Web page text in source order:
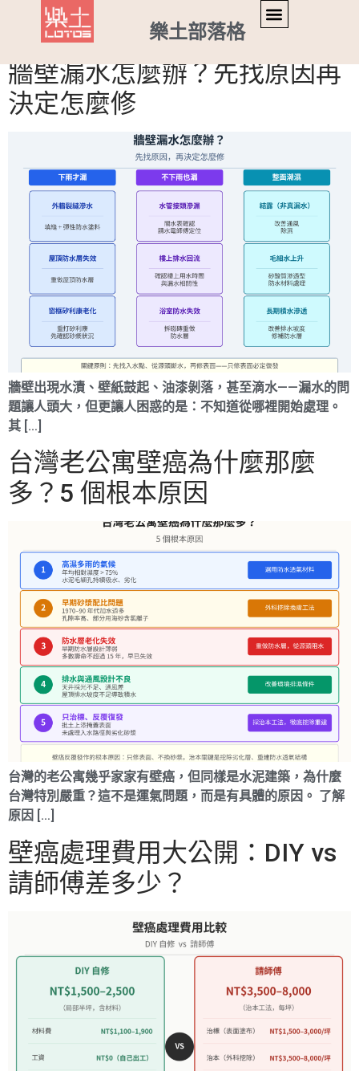
樂土部落格
分類: 知識文章
牆壁漏水怎麼辦？先找原因再
決定怎麼修
牆壁出現水漬、壁紙鼓起、油漆剝落，甚至滴水——漏水的問
題讓人頭大，但更讓人困惑的是：不知道從哪裡開始處理。
其 […]
台灣老公寓壁癌為什麼那麼
多？5 個根本原因
台灣的老公寓幾乎家家有壁癌，但同樣是水泥建築，為什麼
台灣特別嚴重？這不是運氣問題，而是有具體的原因。 了解
原因 […]
壁癌處理費用大公開：DIY vs
請師傅差多少？